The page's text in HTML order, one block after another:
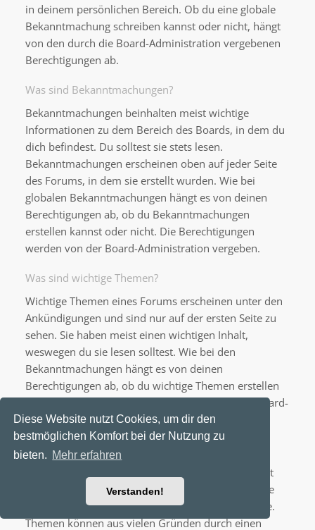
Diese Website nutzt Cookies, um dir den
bestmöglichen Komfort bei der Nutzung zu
bieten. Mehr erfahren
Verstanden!
in deinem persönlichen Bereich. Ob du eine globale
Bekanntmachung schreiben kannst oder nicht, hängt
von den durch die Board-Administration vergebenen
Berechtigungen ab.
Was sind Bekanntmachungen?
Bekanntmachungen beinhalten meist wichtige
Informationen zu dem Bereich des Boards, in dem du
dich befindest. Du solltest sie stets lesen.
Bekanntmachungen erscheinen oben auf jeder Seite
des Forums, in dem sie erstellt wurden. Wie bei
globalen Bekanntmachungen hängt es von deinen
Berechtigungen ab, ob du Bekanntmachungen
erstellen kannst oder nicht. Die Berechtigungen
werden von der Board-Administration vergeben.
Was sind wichtige Themen?
Wichtige Themen eines Forums erscheinen unter den
Ankündigungen und sind nur auf der ersten Seite zu
sehen. Sie haben meist einen wichtigen Inhalt,
weswegen du sie lesen solltest. Wie bei den
Bekanntmachungen hängt es von deinen
Berechtigungen ab, ob du wichtige Themen erstellen
kannst oder nicht; die Berechtigungen stellt die Board-
Administration ein.
Was sind geschlossene Themen?
Geschlossene Themen sind Themen, in denen nicht
mehr geantwortet werden kann und bei denen eine
laufende Umfrage, falls vorhanden, beendet wurde.
Themen können aus vielen Gründen durch einen